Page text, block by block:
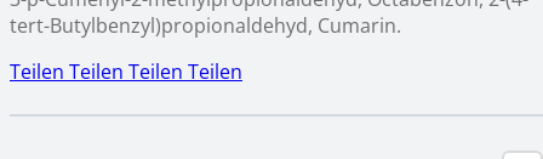
tert-Butylbenzyl)propionaldehyd, Cumarin.
Teilen Teilen Teilen Teilen